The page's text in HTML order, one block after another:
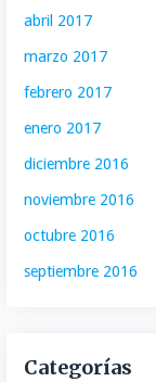
abril 2017
marzo 2017
febrero 2017
enero 2017
diciembre 2016
noviembre 2016
octubre 2016
septiembre 2016
Categorías